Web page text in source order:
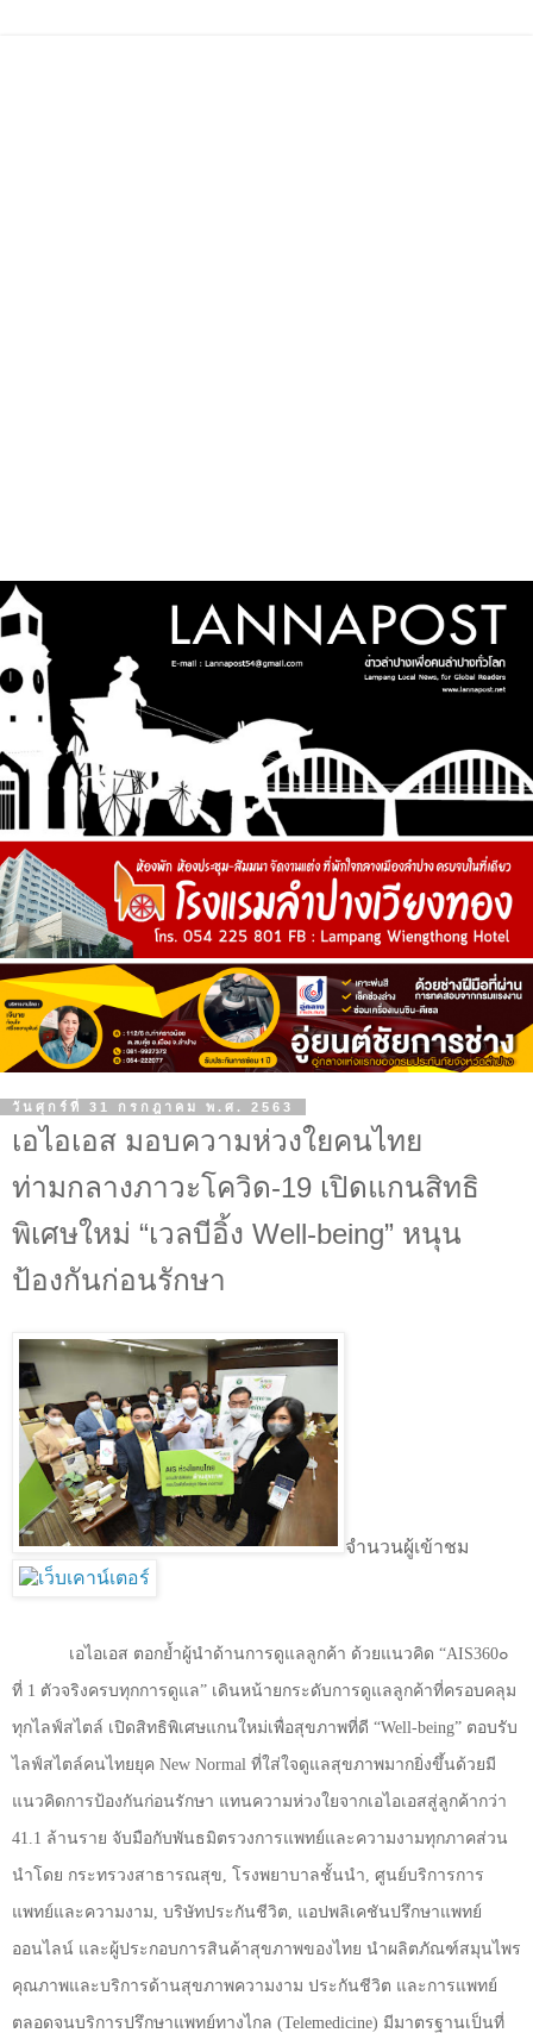
วันศุกร์ที่ 31 กรกฎาคม พ.ศ. 2563
เอไอเอส มอบความห่วงใยคนไทย
ท่ามกลางภาวะโควิด-19 เปิดแกนสิทธิ
พิเศษใหม่ “เวลบีอิ้ง Well-being” หนุน
ป้องกันก่อนรักษา
จำนวนผู้เข้าชม
เอไอเอส ตอกย้ำผู้นำด้านการดูแลลูกค้า ด้วยแนวคิด “AIS360๐
ที่ 1 ตัวจริงครบทุกการดูแล” เดินหน้ายกระดับการดูแลลูกค้าที่ครอบคลุม
ทุกไลฟ์สไตล์ เปิดสิทธิพิเศษแกนใหม่เพื่อสุขภาพที่ดี “Well-being” ตอบรับ
ไลฟ์สไตล์คนไทยยุค New Normal ที่ใส่ใจดูแลสุขภาพมากยิ่งขึ้นด้วยมี
แนวคิดการป้องกันก่อนรักษา แทนความห่วงใยจากเอไอเอสสู่ลูกค้ากว่า
41.1 ล้านราย จับมือกับพันธมิตรวงการแพทย์และความงามทุกภาคส่วน
นำโดย กระทรวงสาธารณสุข โรงพยาบาลชั้นนำ ศูนย์บริการการ
แพทย์และความงาม บริษัทประกันชีวิต แอปพลิเคชันปรึกษาแพทย์
ออนไลน์ และผู้ประกอบการสินค้าสุขภาพของไทย นำผลิตภัณฑ์สมุนไพร
คุณภาพและบริการด้านสุขภาพความงาม ประกันชีวิต และการแพทย์
ตลอดจนบริการปรึกษาแพทย์ทางไกล (Telemedicine) มีมาตรฐานเป็นที่